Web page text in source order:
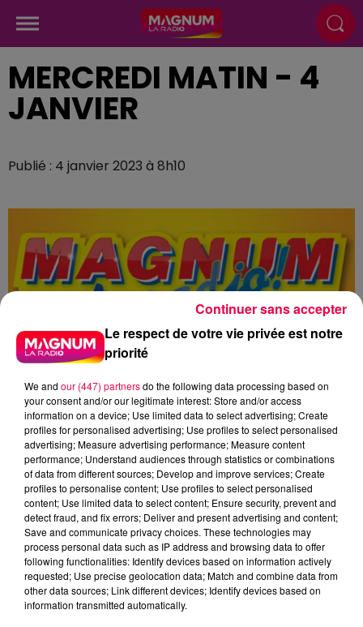
MERCREDI MATIN - 4
JANVIER
Publié : 4 janvier 2023 à 8h10
Flash infos
Crédit :Flash infos
Le respect de votre vie privée est notre
priorité
We and our (447) partnersdo the following data processing based on
your consent and/or our legitimate interest: Store and/or access
information on a device; Use limited data to select advertising; Create
profiles for personalised advertising; Use profiles to select personalised
advertising; Measure advertising performance; Measure content
performance; Understand audiences through statistics or combinations
of data from different sources; Develop and improve services; Create
profiles to personalise content; Use profiles to select personalised
content; Use limited data to select content; Ensure security, prevent and
detect fraud, and fix errors; Deliver and present advertising and content;
Save and communicate privacy choices. These technologies may
process personal data such as IP address and browsing data to offer
following functionalities: Identify devices based on information actively
requested; Use precise geolocation data; Match and combine data from
other data sources; Link different devices; Identify devices based on
information transmitted automatically.
Continuer sans accepter